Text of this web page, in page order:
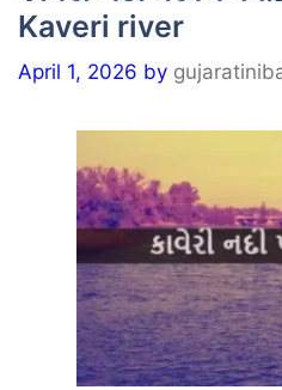
Kaveri river
April 1, 2026 by